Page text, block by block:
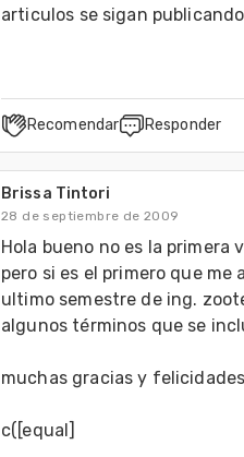
articulos se sigan
Recomendar Responder
Brissa Tintori
28 de septiembre de 2009
Hola bueno no es la
pero si es el primero que
ultimo semestre de ing.
algunos términos que se
muchas gracias y
c([equal]